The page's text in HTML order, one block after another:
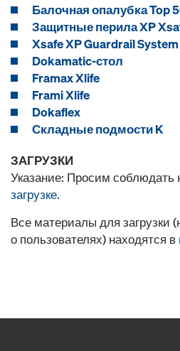
Балочная опалубка Top
Защитные перила XP
Xsafe XP Guardrail System
Dokamatic-стол
Framax Xlife
Frami Xlife
Dokaflex
Складные подмости K
ЗАГРУЗКИ
Указание: Просим соблюдать
загрузке.
Все материалы для загрузки
о пользователях) находятся в